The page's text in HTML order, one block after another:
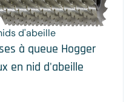
d'abeille
à queue Hogger
en nid d'abeille